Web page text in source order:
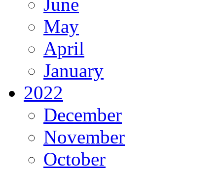
May
April
January
2022
December
November
October